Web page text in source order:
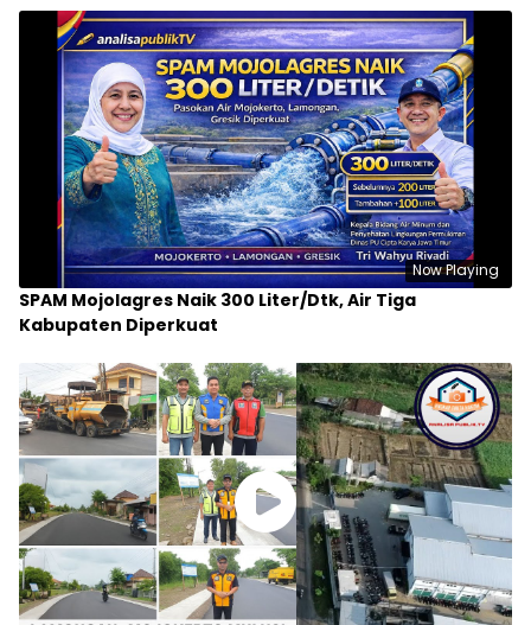
Now Playing
SPAM Mojolagres Naik 300 Liter/Dtk, Air Tiga
Kabupaten Diperkuat